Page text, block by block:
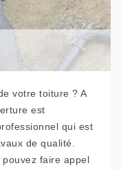
votre toiture ? A
est
qui est
de qualité.
faire appel